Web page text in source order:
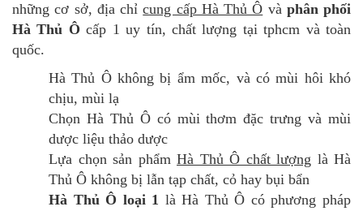
những cơ sở, địa chỉcung cấp Hà Thủ Ô và phân phối
Hà Thủ Ô cấp 1 uy tín, chất lượng tại tphcm và toàn
quốc.
Hà Thủ Ô không bị ẩm mốc, và có mùi hôi khó
chịu, mùi lạ
Chọn Hà Thủ Ô có mùi thơm đặc trưng và mùi
dược liệu thảo dược
Lựa chọn sản phẩm Hà Thủ Ô chất lượng là Hà
Thủ Ô không bị lẫn tạp chất, cỏ hay bụi bẩn
Hà Thủ Ô loại 1 là Hà Thủ Ô có phương pháp